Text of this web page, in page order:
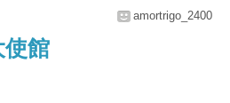
amortrigo_2400
使館